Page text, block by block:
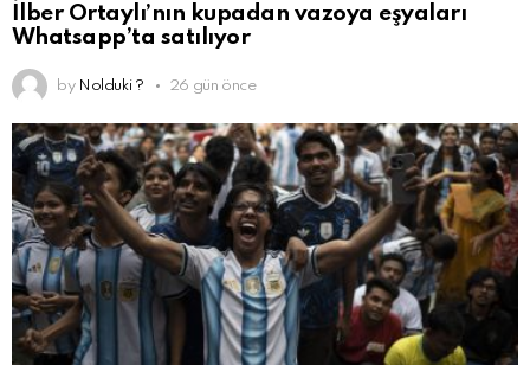
İlber Ortaylı’nın kupadan vazoya eşyaları
Whatsapp’ta satılıyor
by Nolduki ? 26 gün önce